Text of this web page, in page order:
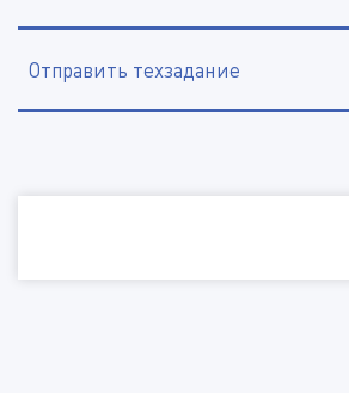
Отправить техзадание